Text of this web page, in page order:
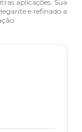
aplicações. Sua
e refinado a